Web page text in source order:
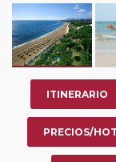
ITINERARIO
PRECIOS/